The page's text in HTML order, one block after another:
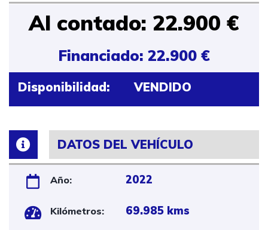
Al contado: 22.900 €
Financiado: 22.900 €
Disponibilidad: VENDIDO
DATOS DEL VEHÍCULO
Año: 2022
Kilómetros: 69.985 kms